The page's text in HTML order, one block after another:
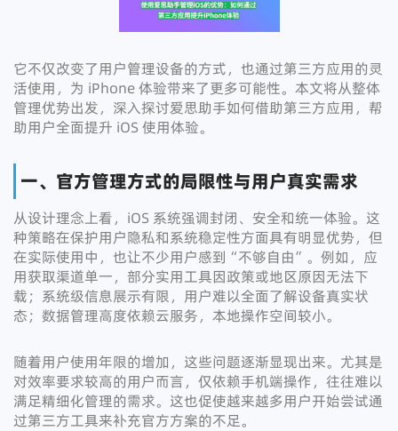
它不仅改变了用户管理设备的方式，也通过第三方应用的灵
活使用，为 iPhone 体验带来了更多可能性。本文将从整体
管理优势出发，深入探讨爱思助手如何借助第三方应用，帮
助用户全面提升 iOS 使用体验。
一、官方管理方式的局限性与用户真实需求
从设计理念上看，iOS 系统强调封闭、安全和统一体验。这
种策略在保护用户隐私和系统稳定性方面具有明显优势，但
在实际使用中，也让不少用户感到“不够自由”。例如，应
用获取渠道单一，部分实用工具因政策或地区原因无法下
载；系统级信息展示有限，用户难以全面了解设备真实状
态；数据管理高度依赖云服务，本地操作空间较小。
随着用户使用年限的增加，这些问题逐渐显现出来。尤其是
对效率要求较高的用户而言，仅依赖手机端操作，往往难以
满足精细化管理的需求。这也促使越来越多用户开始尝试通
过第三方工具来补充官方方案的不足。